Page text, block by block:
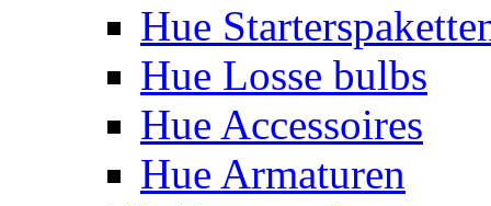
Hue
Hue Losse bulbs
Hue Accessoires
Hue Armaturen